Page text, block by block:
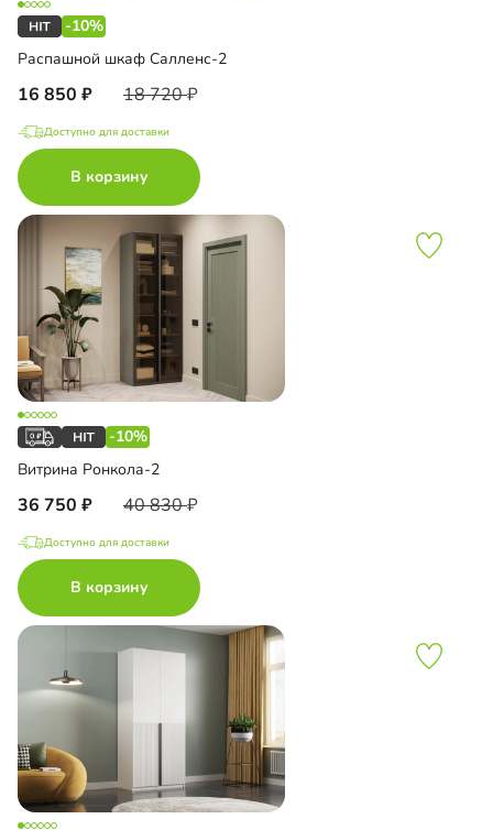
-10%
Распашной шкаф Салленс-2
16 850 18 720
Доступно для доставки
В корзину
-10%
Витрина Ронкола-2
36 750 40 830
Доступно для доставки
В корзину